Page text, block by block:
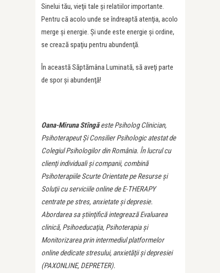
Sinelui tău, vieţii tale şi relatiilor importante.
Pentru că acolo unde se îndreaptă atenţia, acolo
merge şi energie. Şi unde este energie şi ordine,
se crează spaţiu pentru abundenţă.
În această Săptămâna Luminată, să aveţi parte
de spor şi abundenţă!
Oana-Miruna Stîngăeste Psiholog Clinician,
Psihoterapeut Și Consilier Psihologic atestat de
Colegiul Psihologilor din România. În lucrul cu
clienţi individuali şi companii, combină
Psihoterapiile Scurte Orientate pe Resurse şi
Soluţii cu serviciile online de E-THERAPY
centrate pe stres, anxietate şi depresie.
Abordarea sa ştiinţifică integrează Evaluarea
clinică, Psihoeducaţia, Psihoterapia şi
Monitorizarea prin intermediul platformelor
online dedicate stresului, anxietăţii şi depresiei
(PAXONLINE, DEPRETER).